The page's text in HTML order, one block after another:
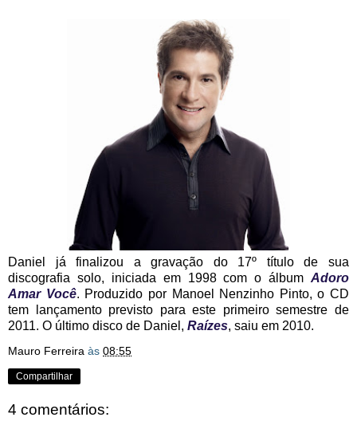
Daniel já finalizou a gravação do 17º título de sua
discografia solo, iniciada em 1998 com o álbum Adoro
Amar Você. Produzido por Manoel Nenzinho Pinto, o CD
tem lançamento previsto para este primeiro semestre de
2011. O último disco de Daniel, Raízes, saiu em 2010.
Mauro Ferreira às 08:55
Compartilhar
4 comentários: